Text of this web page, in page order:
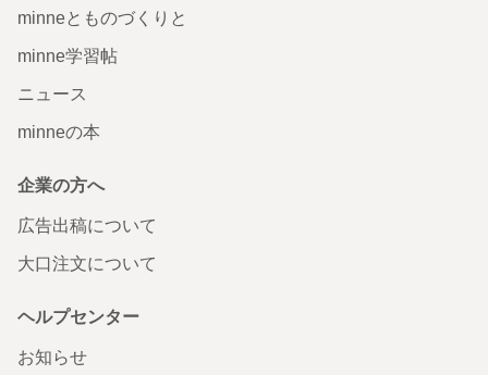
minneとものづくりと
minne学習帖
ニュース
minneの本
企業の方へ
広告出稿について
大口注文について
ヘルプセンター
お知らせ